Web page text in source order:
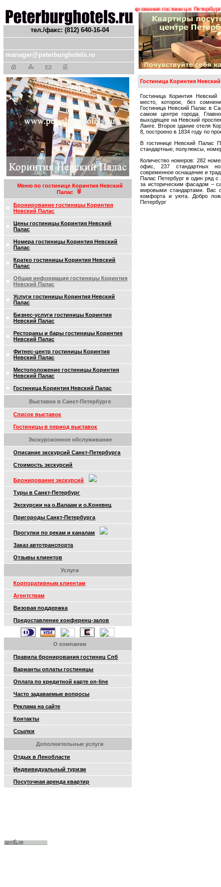
тел./факс: (812) 640-16-04
manager@peterburghotels.ru
! ! ! Гостиницы Санкт-Петербурга. Бронирование гостиниц в Петербурге.
Меню по гостинице Коринтия Невский
Палас
Бронирование гостиницы Коринтия
Невский Палас
Цены гостиницы Коринтия Невский
Палас
Номера гостиницы Коринтия Невский
Палас
Кратко гостиницы Коринтия Невский
Палас
Общая информация гостиницы Коринтия
Невский Палас
Услуги гостиницы Коринтия Невский
Палас
Бизнес-услуги гостиницы Коринтия
Невский Палас
Рестораны и бары гостиницы Коринтия
Невский Палас
Фитнес-центр гостиницы Коринтия
Невский Палас
Местоположение гостиницы Коринтия
Невский Палас
Гостиница Коринтия Невский Палас
Выставки в Санкт-Петербурге
Список выставок
Гостиницы в период выставок
Экскурсионное обслуживание
Описание экскурсий Санкт-Петербурга
Стоимость экскурсий
Бронирование экскурсий
Туры в Санкт-Петербург
Экскурсии на о.Валаам и о.Коневец
Пригороды Санкт-Петербурга
Прогулки по рекам и каналам
Заказ автотранспорта
Отзывы клиентов
Услуги
Корпоративным клиентам
Агентствам
Визовая поддержка
Предоставление конференц-залов
О компании
Правила бронирования гостиниц Спб
Варианты оплаты гостиницы
Оплата по кредитной карте on-line
Часто задаваемые вопросы
Реклама на сайте
Контакты
Ссылки
Дополнительные услуги
Отдых в Ленобласти
Индвивидуальный туризм
Посуточная аренда квартир
Гостиница Коринтия
Гостиница Коринтия
место, которое, без
Гостиница Невский Палас в
самом центре города.
выходящее на Невский
Ланге. Второе здание отеля
8, построено в 1834 году по
В гостинице Невский Палас
стандартные, полулюксы,
Количество номеров: 282
офис, 237 стандартных
современное оснащение и
Палас Петербург в один ряд
за историческим фасадом –
мировыми стандартами. Вас
комфорта и уюта. Добро
Петербург